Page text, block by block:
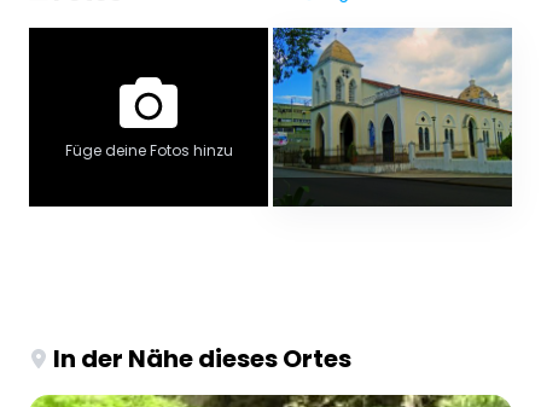
Füge deine Fotos hinzu
In der Nähe dieses Ortes